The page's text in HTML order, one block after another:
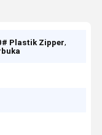
Plastik Zipper,